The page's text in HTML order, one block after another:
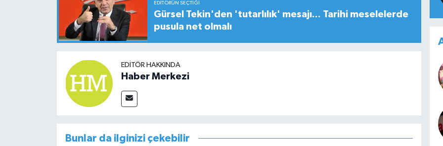
EDITÖRÜN SEÇTIĞI
Gürsel Tekin'den 'tutarlılık' mesajı... Tarihi meselelerde
pusula net olmalı
EDITÖR HAKKINDA
Haber Merkezi
Bunlar da ilginizi çekebilir